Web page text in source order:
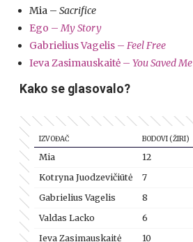
Mia – Sacrifice
Ego –My Story
Gabrielius Vagelis – Feel Free
Ieva Zasimauskaitė – You Saved Me
Kako se glasovalo?
IZVOĐAČ BODOVI (ŽIRI)
Mia 12
Kotryna Juodzevičiūtė
7
Gabrielius Vagelis
8
Valdas Lacko
6
Ieva Zasimauskaitė
10